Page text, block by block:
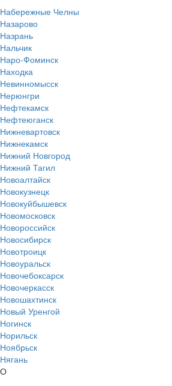
Набережные Челны
Назарово
Назрань
Нальчик
Наро-Фоминск
Находка
Невинномысск
Нерюнгри
Нефтекамск
Нефтеюганск
Нижневартовск
Нижнекамск
Нижний Новгород
Нижний Тагил
Новоалтайск
Новокузнецк
Новокуйбышевск
Новомосковск
Новороссийск
Новосибирск
Новотроицк
Новоуральск
Новочебоксарск
Новочеркасск
Новошахтинск
Новый Уренгой
Ногинск
Норильск
Ноябрьск
Нягань
О